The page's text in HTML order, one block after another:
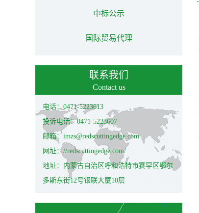
中标公示
国际贸易代理
联系我们
Contact us
电话：0471-5223613
投诉电话：0471-5223607
邮箱：imzs@redscuttingedge.com
网址：//redscuttingedge.com/
地址：内蒙古自治区呼和浩特市赛罕区鄂尔
多斯东街12号银联大厦10层